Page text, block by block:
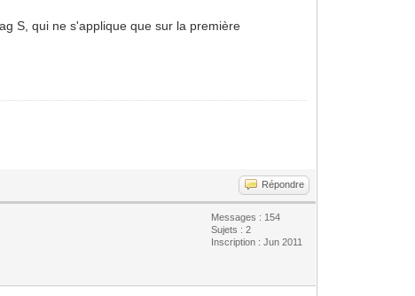
S, qui ne s'applique que sur la première
Répondre
Messages : 154
Sujets : 2
Inscription : Jun 2011